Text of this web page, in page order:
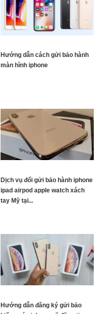
Hướng dẫn cách gửi bảo hành
màn hình iphone
Dịch vụ đổi gửi bảo hành iphone
ipad airpod apple watch xách
tay Mỹ tại...
Hướng dẫn đăng ký gửi bảo